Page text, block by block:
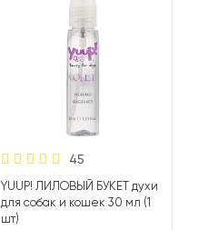
45
YUUP! ЛИЛОВЫЙ БУКЕТ духи
для собак и кошек 30 мл (1
шт)